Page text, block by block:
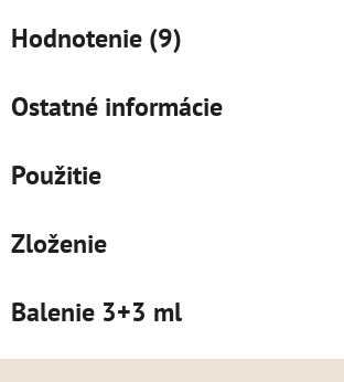
Hodnotenie (9)
Ostatné informácie
Použitie
Zloženie
Balenie 3+3 ml